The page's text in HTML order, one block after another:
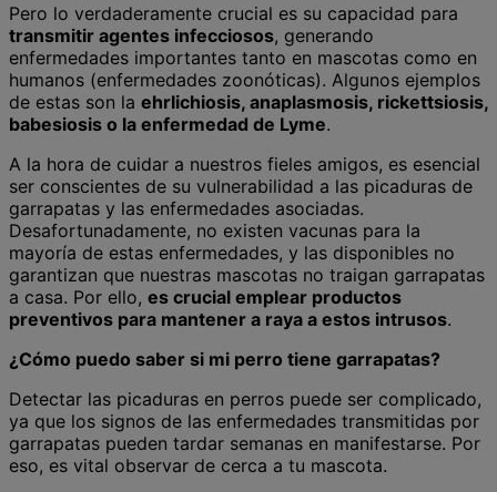
Pero lo verdaderamente crucial es su capacidad para
transmitir agentes infecciosos, generando
enfermedades importantes tanto en mascotas como en
humanos (enfermedades zoonóticas). Algunos ejemplos
de estas son la ehrlichiosis, anaplasmosis, rickettsiosis,
babesiosis o la enfermedad de Lyme.
A la hora de cuidar a nuestros fieles amigos, es esencial
ser conscientes de su vulnerabilidad a las picaduras de
garrapatas y las enfermedades asociadas.
Desafortunadamente, no existen vacunas para la
mayoría de estas enfermedades, y las disponibles no
garantizan que nuestras mascotas no traigan garrapatas
a casa. Por ello, es crucial emplear productos
preventivos para mantener a raya a estos intrusos.
¿Cómo puedo saber si mi perro tiene garrapatas?
Detectar las picaduras en perros puede ser complicado,
ya que los signos de las enfermedades transmitidas por
garrapatas pueden tardar semanas en manifestarse. Por
eso, es vital observar de cerca a tu mascota.